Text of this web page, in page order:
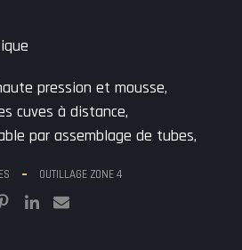
pression et mousse,
cuves à distance,
par assemblage de tubes,
OUTILLAGE ZONE 4